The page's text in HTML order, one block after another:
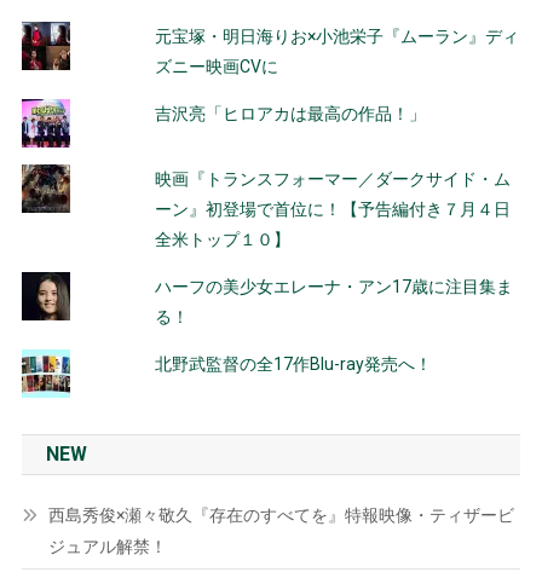
元宝塚・明日海りお×小池栄子『ムーラン』ディ
ズニー映画CVに
吉沢亮「ヒロアカは最高の作品！」
映画『トランスフォーマー／ダークサイド・ム
ーン』初登場で首位に！【予告編付き７月４日
全米トップ１０】
ハーフの美少女エレーナ・アン17歳に注目集ま
る！
北野武監督の全17作Blu-ray発売へ！
NEW
西島秀俊×瀬々敬久『存在のすべてを』特報映像・ティザービ
ジュアル解禁！